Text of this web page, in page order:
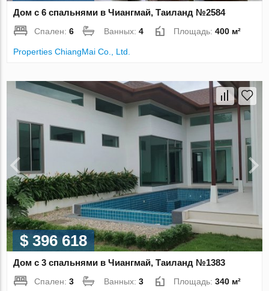
Дом с 6 спальнями в Чиангмай, Таиланд №2584
Спален:6 Ванных:4 Площадь:400 м²
Properties ChiangMai Co., Ltd.
$ 396 618
Дом с 3 спальнями в Чиангмай, Таиланд №1383
Спален:3 Ванных:3 Площадь:340 м²